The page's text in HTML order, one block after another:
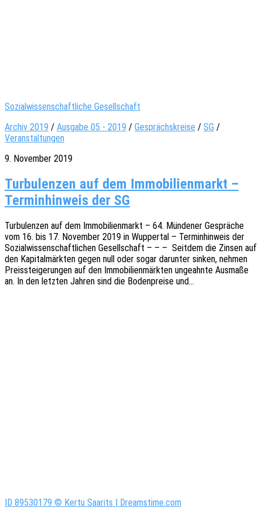
Sozialwissenschaftliche Gesellschaft
Archiv 2019 / Ausgabe 05 - 2019 / Gesprächskreise / SG /
Veranstaltungen
9. November 2019
Turbulenzen auf dem Immobilienmarkt –
Terminhinweis der SG
Turbu­len­zen auf dem Immo­bi­li­en­markt – 64. Münde­ner Gesprä­che
vom 16. bis 17. Novem­ber 2019 in Wupper­tal – Termin­hin­weis der
Sozi­al­wis­sen­schaft­li­chen Gesell­schaft – – – Seit­dem die Zinsen auf
den Kapi­tal­märk­ten gegen null oder sogar darun­ter sinken, nehmen
Preis­stei­ge­run­gen auf den Immo­bi­li­en­märk­ten unge­ahn­te Ausma­ße
an. In den letz­ten Jahren sind die Boden­prei­se und…
ID 89530179 © Kertu Saarits | Dreamstime.com